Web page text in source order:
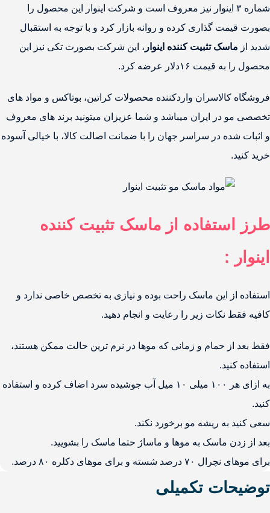
شماره ۳ اینوار نیز معروف است و شرکت اینوار این محصول را
بصورت قیمت گذاری کرده و روانه بازار کرد و با توجه به استقبال
شدید از ماسک تثبیت کننده اینوار ، این شرکت بصورت تکی نیز این
محصول را به قیمت ۱۶دلار عرضه کرد.
فروشگاه کالاسران واردکننده محصولات کراتین، بوتاکس و مواد های
تخصصی مو در ایران میباشد و شما عزیزان میتونید برند های معروف
و اثبات شده در سراسر جهان را با ضمانت اصالت کالا، با خیالی آسوده
خرید کنید.
طرز استفاده از ماسک تثبیت کننده
اینوار :
استفاده از این ماسک راحت بوده و نیازی به تخصص خاصی ندارد و
کافیه فقط نکات زیر را رعایت و انجام دهید.
فقط بعد از حمام و زمانی که موها در نرم ترین حالت ممکن هستند،
استفاده کنید.
به ازای هر ۱۰۰ میلی ۱۰ میل آب جوشیده سرد اضاف کرده و استفاده
کنید.
سعی کنید به ریشه مو برخورد نکند.
بعد از زدن ماسک به موها و ماساژ حتما ماسک را بشویید.
برای موهای نچرال ۷۰ درصد شسته و برای موهای دکلره ۸۰ درصد.
توضیحات تکمیلی